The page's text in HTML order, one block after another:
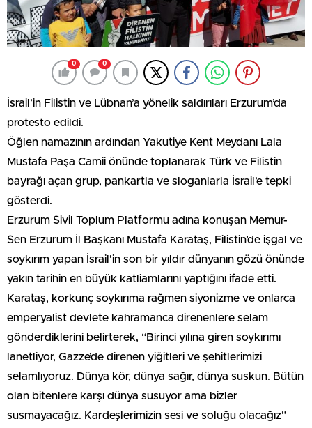
0 0
İsrail’in Filistin ve Lübnan’a yönelik saldırıları Erzurum’da
protesto edildi.
Öğlen namazının ardından Yakutiye Kent Meydanı Lala
Mustafa Paşa Camii önünde toplanarak Türk ve Filistin
bayrağı açan grup, pankartla ve sloganlarla İsrail’e tepki
gösterdi.
Erzurum Sivil Toplum Platformu adına konuşan Memur-
Sen Erzurum İl Başkanı Mustafa Karataş, Filistin’de işgal ve
soykırım yapan İsrail’in son bir yıldır dünyanın gözü önünde
yakın tarihin en büyük katliamlarını yaptığını ifade etti.
Karataş, korkunç soykırıma rağmen siyonizme ve onlarca
emperyalist devlete kahramanca direnenlere selam
gönderdiklerini belirterek, “Birinci yılına giren soykırımı
lanetliyor, Gazze’de direnen yiğitleri ve şehitlerimizi
selamlıyoruz. Dünya kör, dünya sağır, dünya suskun. Bütün
olan bitenlere karşı dünya susuyor ama bizler
susmayacağız. Kardeşlerimizin sesi ve soluğu olacağız”